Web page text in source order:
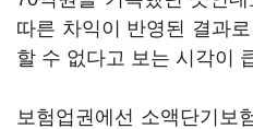
따른 차익이 반영된 결과
할 수 없다고 보는 시각이
보험업권에선 소액단기보